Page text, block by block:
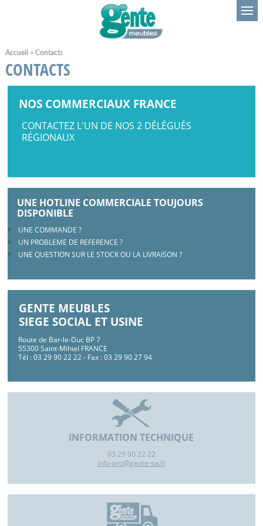
Accueil > Contacts
CONTACTS
NOS COMMERCIAUX FRANCE
CONTACTEZ L'UN DE NOS 2 DÉLÉGUÉS
RÉGIONAUX
UNE HOTLINE COMMERCIALE TOUJOURS
DISPONIBLE
UNE COMMANDE ?
UN PROBLEME DE REFERENCE ?
UNE QUESTION SUR LE STOCK OU LA LIVRAISON ?
GENTE MEUBLES
SIEGE SOCIAL ET USINE
Route de Bar-le-Duc BP 7
55300 Saint-Mihiel FRANCE
Tél : 03 29 90 22 22 - Fax : 03 29 90 27 94
INFORMATION TECHNIQUE
03 29 90 22 22
info-pro@gente-sa.fr